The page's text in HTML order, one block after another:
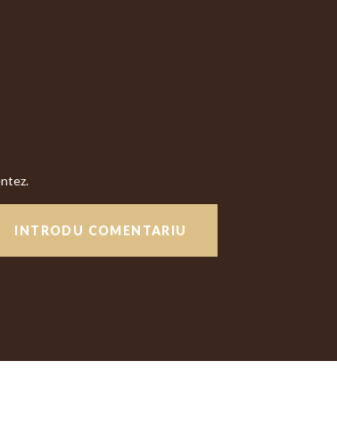
INTRODU COMENTARIU